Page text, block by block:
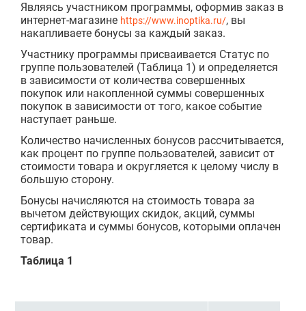
Являясь участником программы, оформив заказ в
интернет-магазине https://www.inoptika.ru/, вы
накапливаете бонусы за каждый заказ.
Участнику программы присваивается Статус по
группе пользователей (Таблица 1) и определяется
в зависимости от количества совершенных
покупок или накопленной суммы совершенных
покупок в зависимости от того, какое событие
наступает раньше.
Количество начисленных бонусов рассчитывается,
как процент по группе пользователей, зависит от
стоимости товара и округляется к целому числу в
большую сторону.
Бонусы начисляются на стоимость товара за
вычетом действующих скидок, акций, суммы
сертификата и суммы бонусов, которыми оплачен
товар.
Таблица 1